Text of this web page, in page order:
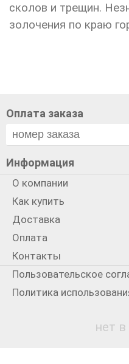
сколов и трещин.
золочения по краю
нет
Оплата заказа
Информация
О компании
Как купить
Доставка
Оплата
Контакты
Пользовательское
Политика